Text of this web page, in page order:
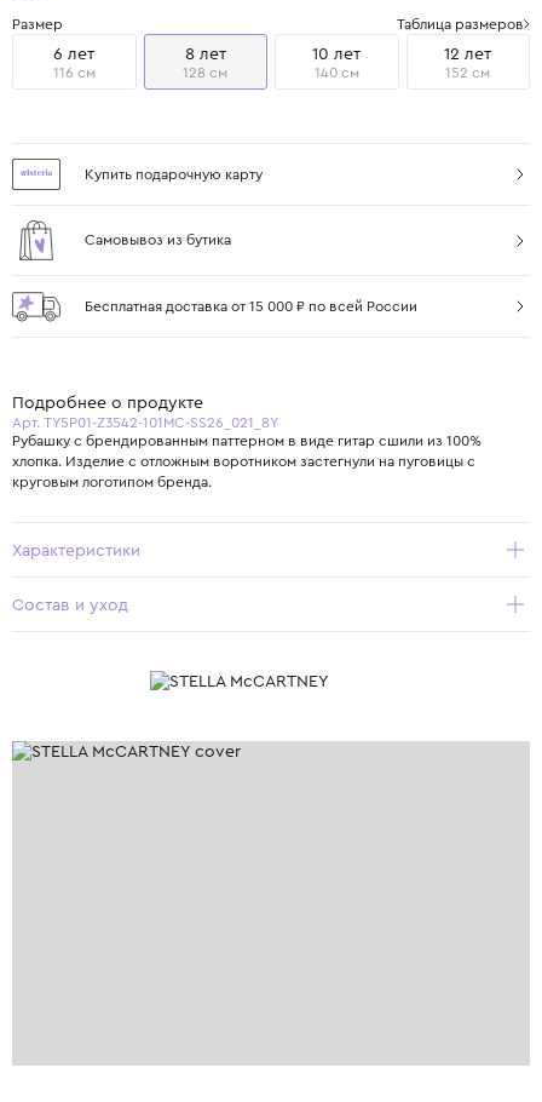
Размер Таблица размеров
6 лет
116 см
8 лет
128 см
10 лет
140 см
12 лет
152 см
Купить подарочную карту
Самовывоз из бутика
Бесплатная доставка от 15 000 ₽ по всей России
Подробнее о продукте
Арт. TY5P01-Z3542-101MC-SS26_021_8Y
Рубашку с брендированным паттерном в виде гитар сшили из 100%
хлопка. Изделие с отложным воротником застегнули на пуговицы с
круговым логотипом бренда.
Характеристики
Состав и уход